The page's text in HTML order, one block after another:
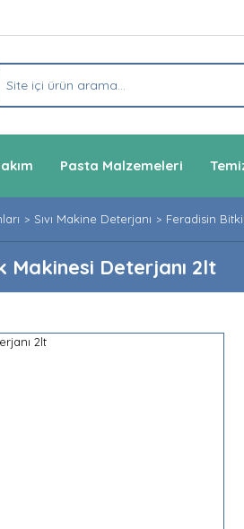
Pasta Malzemeleri
Sıvı Makine Deterjanı Feradisin
Makinesi Deterjanı 2lt